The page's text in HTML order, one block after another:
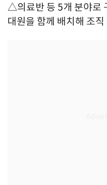
△의료반 등 5개 분야로
대원을 함께 배치해 조